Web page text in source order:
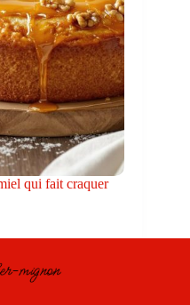
qui fait craquer